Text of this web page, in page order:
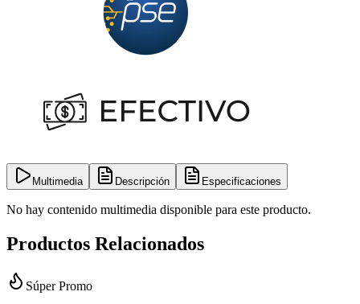
Multimedia Descripción Especificaciones
No hay contenido multimedia disponible para este producto.
Productos Relacionados
Súper Promo